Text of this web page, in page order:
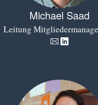
Michael Saad
Leitung